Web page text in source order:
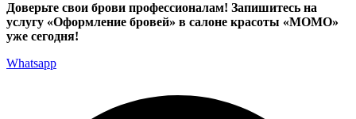
Доверьте свои брови профессионалам! Запишитесь на
услугу «Оформление бровей» в салоне красоты «МОМО»
уже сегодня!
Whatsapp